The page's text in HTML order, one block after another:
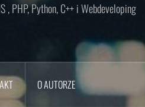
, PHP, Python, C++ i Webdeveloping
O AUTORZE